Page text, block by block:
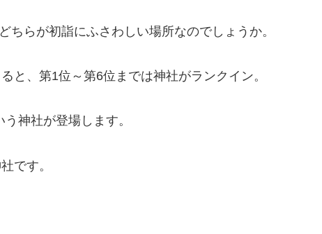
らが初詣にふさわしい場所なのでしょうか。
と、第1位～第6位までは神社がランクイン。
神社が登場します。
です。